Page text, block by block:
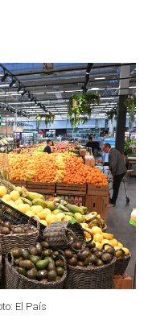
El País